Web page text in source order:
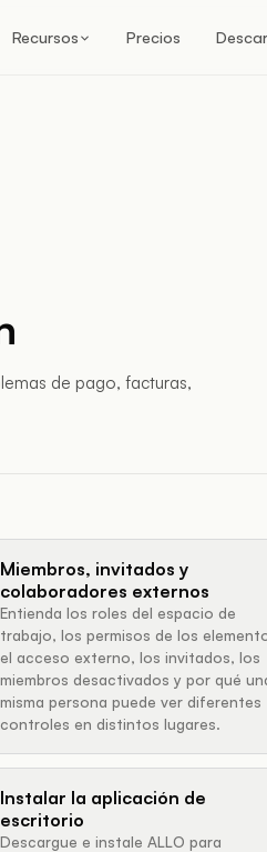
Recursos Precios
de pago, facturas,
Miembros, invitados y
colaboradores externos
Entienda los roles del espacio de
trabajo, los permisos de los
el acceso externo, los invitados, los
miembros desactivados y por qué
misma persona puede ver diferentes
controles en distintos lugares.
Instalar la aplicación de
escritorio
Descargue e instale ALLO para